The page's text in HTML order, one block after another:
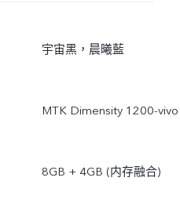
宇宙黑，晨曦藍
MTK Dimensity 1200-vivo
8GB + 4GB (内存融合)